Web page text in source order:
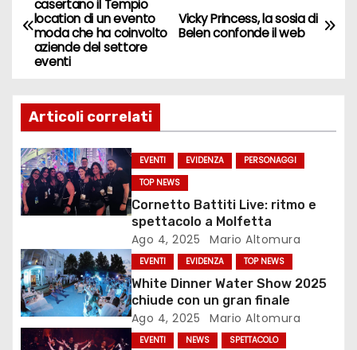
a
v
i
g
a
z
o
n
e
Vicky Princess, la sosia di
Belen confonde il web
casertano il Tempio
location di un evento
moda che ha coinvolto
aziende del settore
eventi
Articoli correlati
EVENTI EVIDENZA
PERSONAGGI
TOP NEWS
Cornetto Battiti Live: ritmo e
spettacolo a Molfetta
Ago 4, 2025 Mario Altomura
EVENTI EVIDENZA TOP NEWS
White Dinner Water Show 2025
chiude con un gran finale
Ago 4, 2025 Mario Altomura
EVENTI NEWS SPETTACOLO